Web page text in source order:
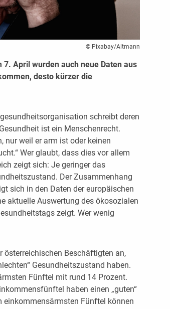
© Pixabay/Altmann
April wurden auch neue Daten aus
desto kürzer die
schreibt deren
ist ein Menschenrecht.
nur weil er arm ist oder keinen
Wer glaubt, dass dies vor allem
zeigt sich: Je geringer das
Der Zusammenhang
sich in den Daten der europäischen
aktuelle Auswertung des ökosozialen
zeigt. Wer wenig
österreichischen Beschäftigten an,
Gesundheitszustand haben.
Fünftel mit rund 14 Prozent.
haben einen „guten“
einkommensärmsten Fünftel können